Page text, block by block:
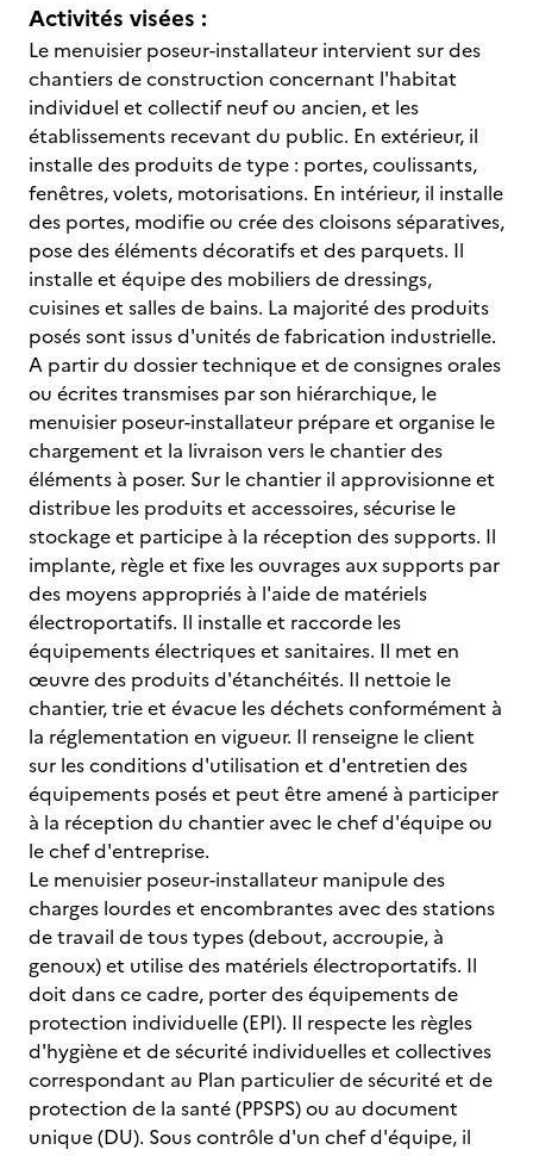
Activités visées :
Le menuisier poseur-installateur intervient sur des
chantiers de construction concernant l'habitat
individuel et collectif neuf ou ancien, et les
établissements recevant du public. En extérieur, il
installe des produits de type : portes, coulissants,
fenêtres, volets, motorisations. En intérieur, il installe
des portes, modifie ou crée des cloisons séparatives,
pose des éléments décoratifs et des parquets. Il
installe et équipe des mobiliers de dressings,
cuisines et salles de bains. La majorité des produits
posés sont issus d'unités de fabrication industrielle.
A partir du dossier technique et de consignes orales
ou écrites transmises par son hiérarchique, le
menuisier poseur-installateur prépare et organise le
chargement et la livraison vers le chantier des
éléments à poser. Sur le chantier il approvisionne et
distribue les produits et accessoires, sécurise le
stockage et participe à la réception des supports. Il
implante, règle et fixe les ouvrages aux supports par
des moyens appropriés à l'aide de matériels
électroportatifs. Il installe et raccorde les
équipements électriques et sanitaires. Il met en
œuvre des produits d'étanchéités. Il nettoie le
chantier, trie et évacue les déchets conformément à
la réglementation en vigueur. Il renseigne le client
sur les conditions d'utilisation et d'entretien des
équipements posés et peut être amené à participer
à la réception du chantier avec le chef d'équipe ou
le chef d'entreprise.
Le menuisier poseur-installateur manipule des
charges lourdes et encombrantes avec des stations
de travail de tous types (debout, accroupie, à
genoux) et utilise des matériels électroportatifs. Il
doit dans ce cadre, porter des équipements de
protection individuelle (EPI). Il respecte les règles
d'hygiène et de sécurité individuelles et collectives
correspondant au Plan particulier de sécurité et de
protection de la santé (PPSPS) ou au document
unique (DU). Sous contrôle d'un chef d'équipe, il